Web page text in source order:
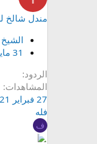
مندل شالخ
31 مايو 2019
الردود
المشاهدات
27 فبراير 2021
فله
ف